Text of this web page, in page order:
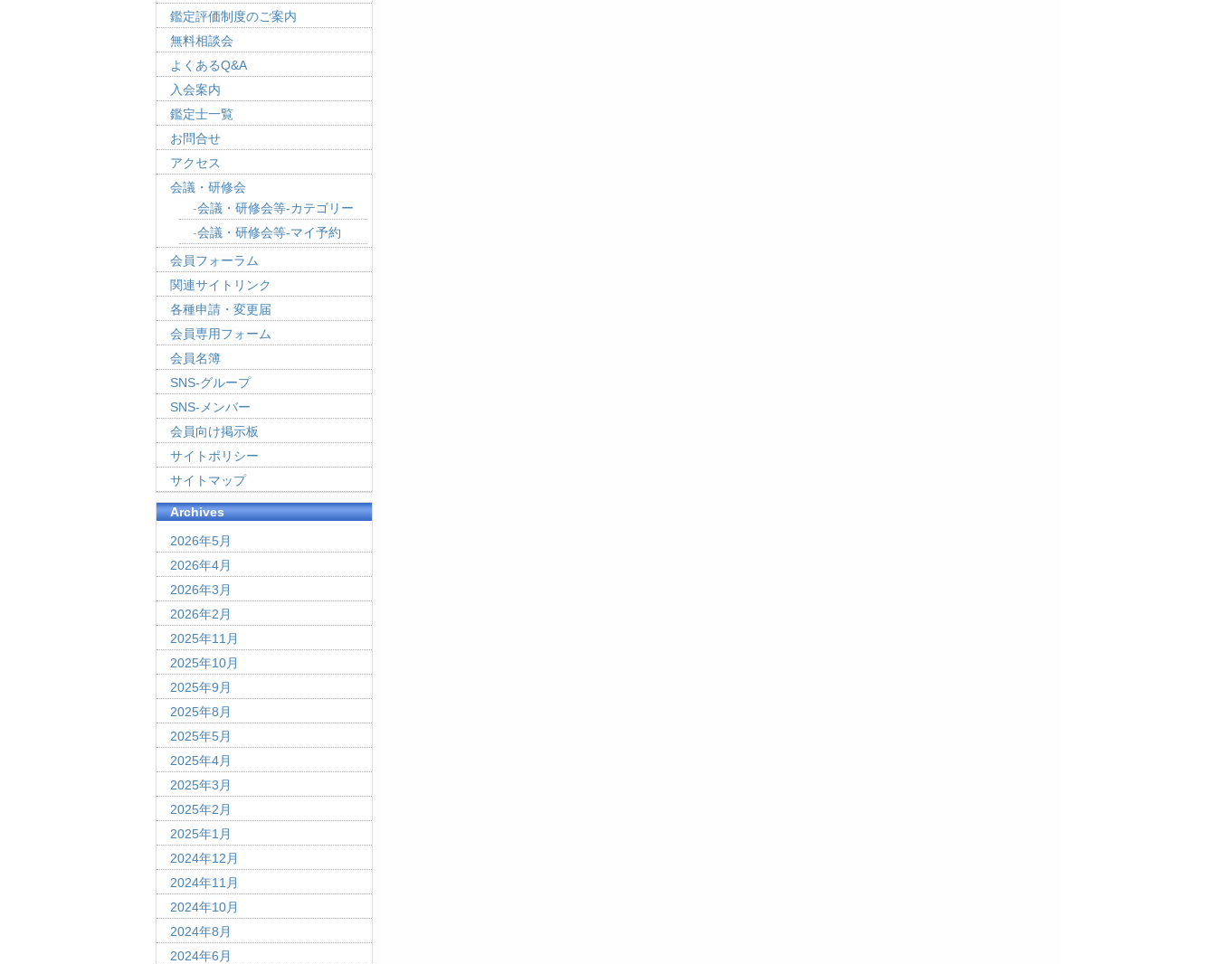
鑑定評価制度のご案内
無料相談会
よくあるQ&A
入会案内
鑑定士一覧
お問合せ
アクセス
会議・研修会
会議・研修会等-カテゴリー
会議・研修会等-マイ予約
会員フォーラム
関連サイトリンク
各種申請・変更届
会員専用フォーム
会員名簿
SNS-グループ
SNS-メンバー
会員向け掲示板
サイトポリシー
サイトマップ
Archives
2026年5月
2026年4月
2026年3月
2026年2月
2025年11月
2025年10月
2025年9月
2025年8月
2025年5月
2025年4月
2025年3月
2025年2月
2025年1月
2024年12月
2024年11月
2024年10月
2024年8月
2024年6月